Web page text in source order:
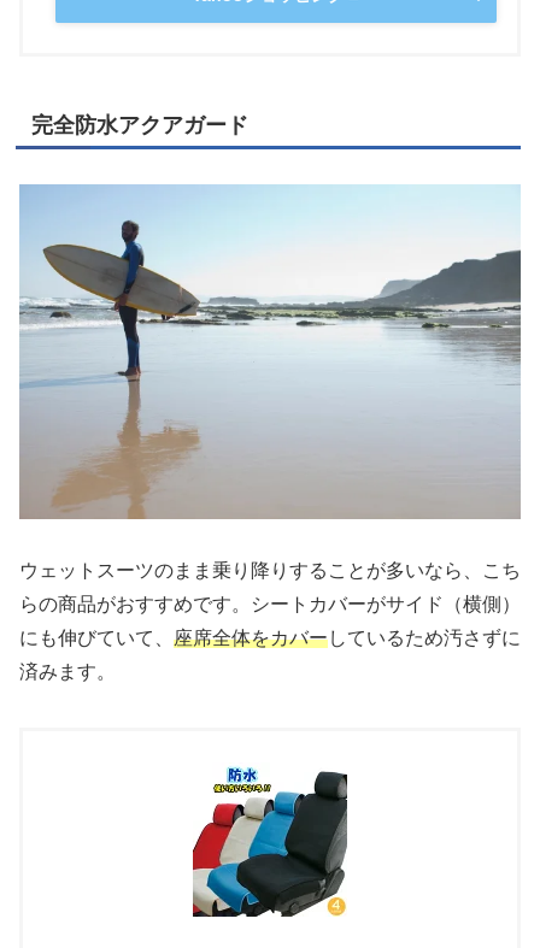
完全防水アクアガード
ウェットスーツのまま乗り降りすることが多いなら、こち
らの商品がおすすめです。シートカバーがサイド（横側）
にも伸びていて、 座席全体をカバーしているため汚さずに
済みます。